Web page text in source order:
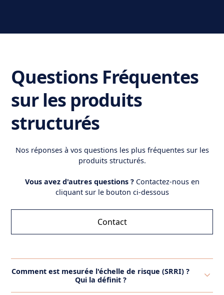
Questions Fréquentes
sur les produits
structurés
Nos réponses à vos questions les plus fréquentes sur les
produits structurés.
Vous avez d'autres questions ? Contactez-nous en
cliquant sur le bouton ci-dessous
Contact
Comment est mesurée l'échelle de risque (SRRI) ?
Qui la définit ?